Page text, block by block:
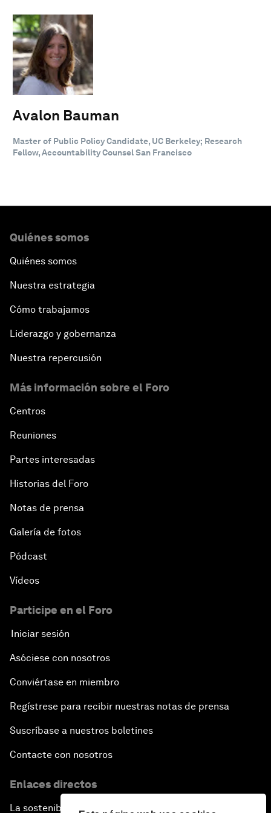
Avalon Bauman
Master of Public Policy Candidate, UC Berkeley; Research
Fellow, Accountability Counsel San Francisco
Quiénes somos
Quiénes somos
Nuestra estrategia
Cómo trabajamos
Liderazgo y gobernanza
Nuestra repercusión
Más información sobre el Foro
Centros
Reuniones
Partes interesadas
Historias del Foro
Notas de prensa
Galería de fotos
Pódcast
Vídeos
Participe en el Foro
Iniciar sesión
Asóciese con nosotros
Conviértase en miembro
Regístrese para recibir nuestras notas de prensa
Suscríbase a nuestros boletines
Contacte con nosotros
Enlaces directos
La sostenibilidad en el Foro